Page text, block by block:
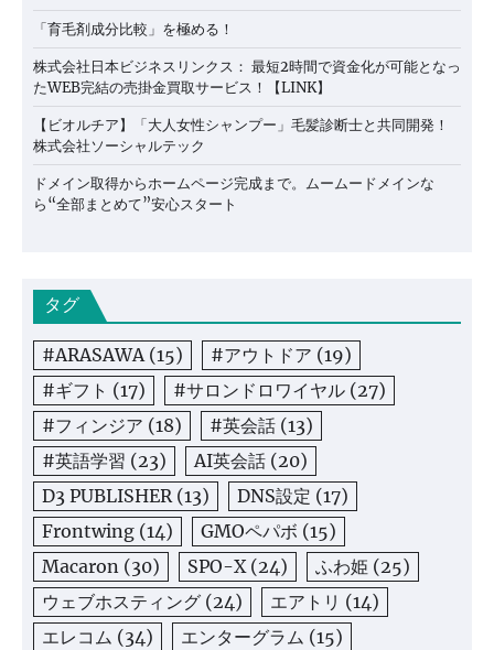
「育毛剤成分比較」を極める！
株式会社日本ビジネスリンクス： 最短2時間で資金化が可能となっ
たWEB完結の売掛金買取サービス！【LINK】
【ビオルチア】「大人女性シャンプー」毛髪診断士と共同開発！
株式会社ソーシャルテック
ドメイン取得からホームページ完成まで。ムームードメインな
ら“全部まとめて”安心スタート
タグ
#ARASAWA(15) #アウトドア (19)
#ギフト (17) #サロンドロワイヤル (27)
#フィンジア (18) #英会話 (13)
#英語学習 (23) AI英会話 (20)
D3 PUBLISHER(13) DNS設定 (17)
Frontwing (14) GMOペパボ (15)
Macaron (30) SPO-X(24) ふわ姫 (25)
ウェブホスティング (24) エアトリ (14)
エレコム (34) エンターグラム (15)